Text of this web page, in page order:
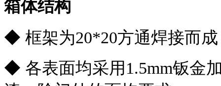
箱体结构
◆ 框架为20*20方通焊接而
◆ 各表面均采用1.5mm钣金